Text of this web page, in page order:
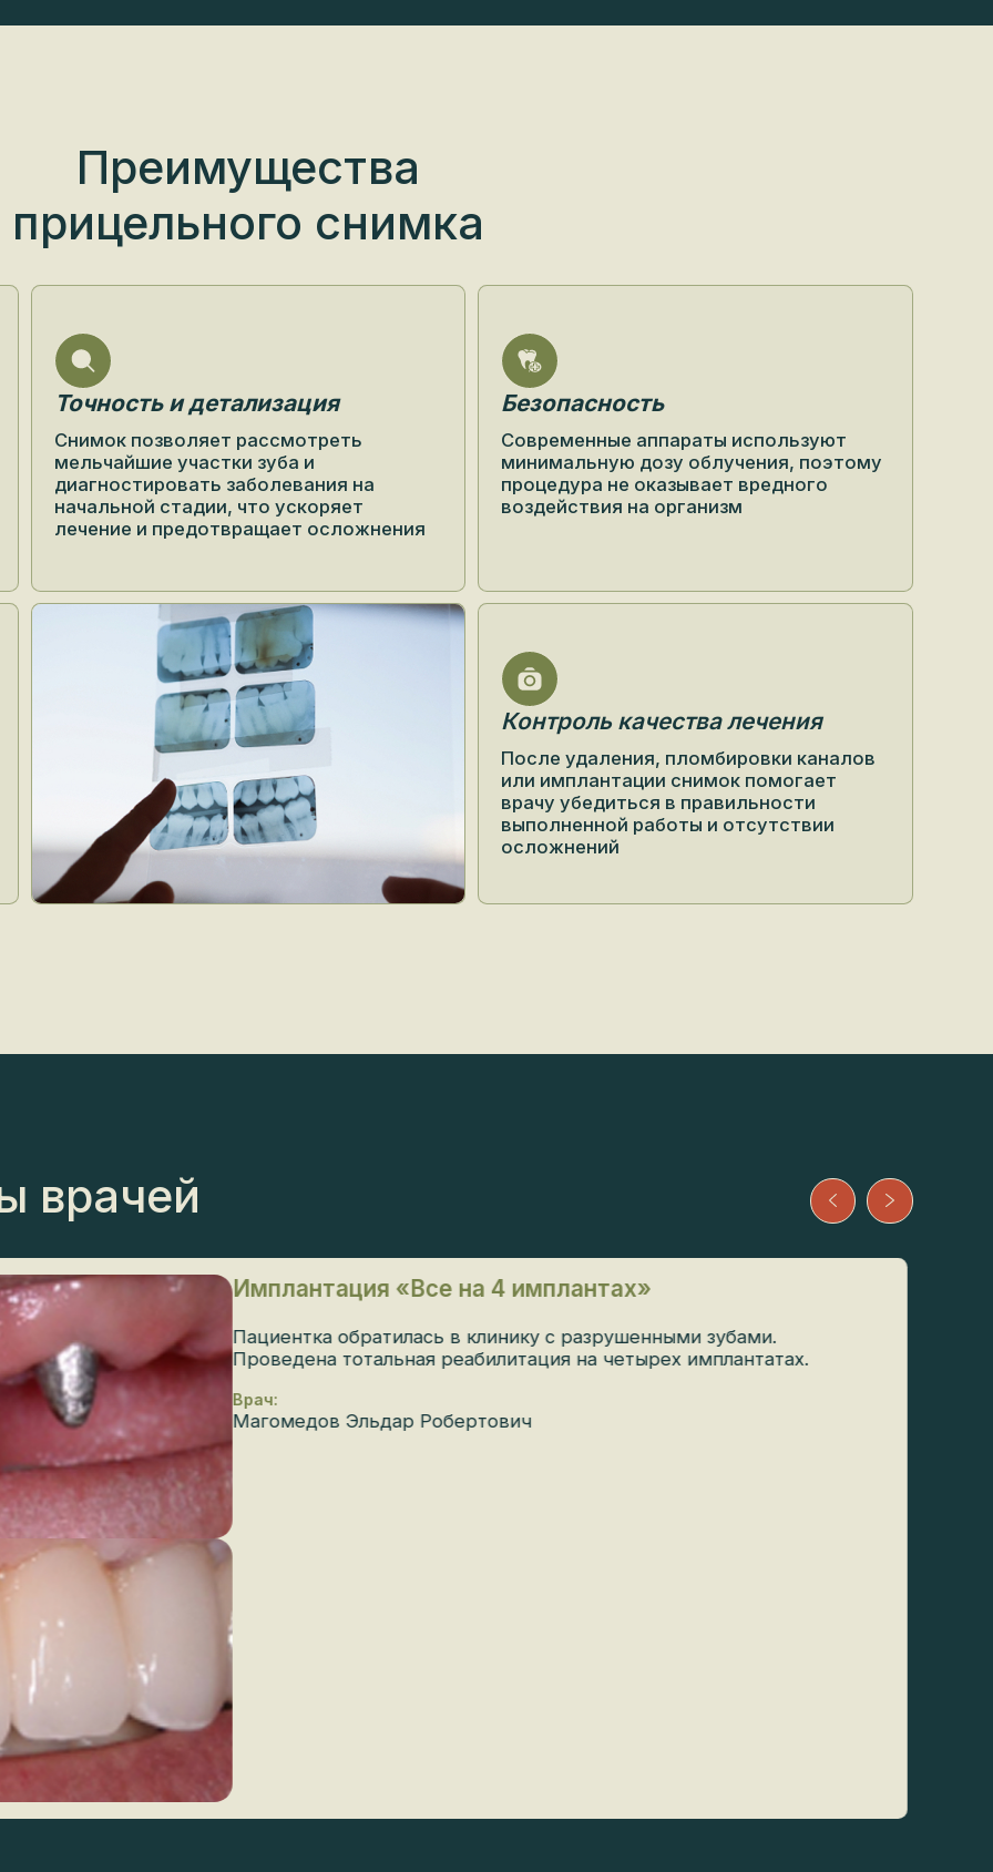
прицельного снимка
Точность и детализация
Снимок позволяет рассмотреть
мельчайшие участки зуба и
диагностировать заболевания на
начальной стадии, что ускоряет
лечение и предотвращает осложнения
Безопасность
Современные аппараты используют
минимальную дозу облучения, поэтому
процедура не оказывает вредного
воздействия на организм
Контроль качества лечения
После удаления, пломбировки каналов
или имплантации снимок помогает
врачу убедиться в правильности
осложнений
Проведена тотальная реабилитация на четырех имплантатах.
Врач: